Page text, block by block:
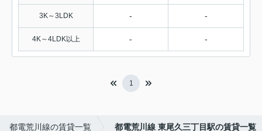
3K～3LDK - -
4K～4LDK以上 - -
1
都電荒川線の賃貸一覧 都電荒川線 東尾久三丁目駅の賃貸一覧